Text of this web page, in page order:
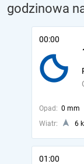
godzinowa
00:00
Opad: 0 mm
Wiatr:
6
01:00